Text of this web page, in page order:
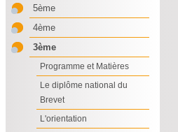
5ème
4ème
3ème
Programme et Matières
Le diplôme national du
Brevet
L'orientation